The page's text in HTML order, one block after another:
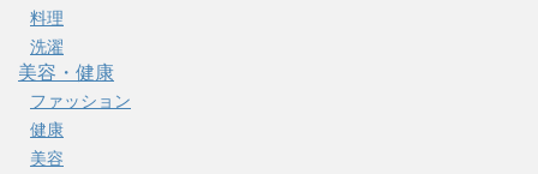
料理
洗濯
美容・健康
ファッション
健康
美容